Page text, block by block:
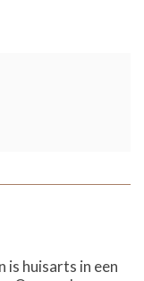
is huisarts in een